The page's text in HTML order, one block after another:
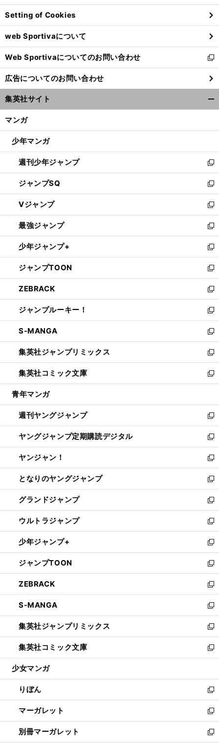
ン
ド
ウ
で
開
く
Setting of Cookies
web Sportivaについて
Web Sportivaについてのお問い合わせ
新
し
い
ウ
ィ
ン
ウ
開
く
広告についてのお問い合わせ
集英社サイト
マンガ
少年マンガ
週刊少年ジャンプ
新
し
い
ウ
ィ
ン
ド
ウ
で
開
く
ジャンプSQ
新
し
い
ウ
ィ
ン
ド
ウ
で
開
く
Vジャンプ
新
し
い
ウ
ィ
ン
ド
ウ
で
開
く
最強ジャンプ
新
し
い
ウ
ィ
ン
ド
ウ
で
開
く
少年ジャンプ+
新
し
い
ウ
ィ
ン
ド
ウ
で
開
く
ジャンプTOON
新
し
い
ウ
ィ
ン
ド
ウ
で
開
く
ZEBRACK
新
し
い
ウ
ィ
ン
ド
ウ
で
開
ジャンプルーキー！
新
し
い
ウ
ィ
ン
ド
ウ
開
く
S-MANGA
新
し
い
ウ
ィ
ン
ウ
で
開
く
集英社ジャンプリミックス
新
し
い
ウ
ン
ド
ウ
で
開
く
集英社コミック文庫
新
し
ウ
ィ
ン
ド
ウ
で
開
く
青年マンガ
週刊ヤングジャンプ
新
し
い
ウ
ィ
ン
ド
ウ
で
開
く
ヤングジャンプ定期購読デジタル
新
し
い
ウ
ィ
ン
ド
ウ
で
開
く
ヤンジャン！
新
し
い
ウ
ィ
ン
ド
ウ
で
開
く
となりのヤングジャンプ
新
し
い
ウ
ィ
ン
ド
ウ
で
開
く
グランドジャンプ
新
し
い
ウ
ィ
ン
ド
ウ
で
開
く
ウルトラジャンプ
新
し
い
ウ
ィ
ン
ド
ウ
で
開
く
少年ジャンプ+
新
し
い
ウ
ィ
ン
ド
ウ
で
開
く
ジャンプTOON
新
し
い
ウ
ィ
ン
ド
ウ
で
開
ZEBRACK
新
し
い
ウ
ィ
ン
ド
ウ
開
く
S-MANGA
新
し
い
ウ
ィ
ン
ウ
で
開
く
集英社ジャンプリミックス
新
し
い
ウ
ン
ド
ウ
で
開
く
集英社コミック文庫
新
し
ウ
ィ
ン
ド
ウ
で
開
少女マンガ
りぼん
新
し
い
ウ
ィ
マーガレット
新
し
い
別冊マーガレット
新